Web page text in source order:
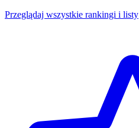
Przeglądaj wszystkie rankingi i listy